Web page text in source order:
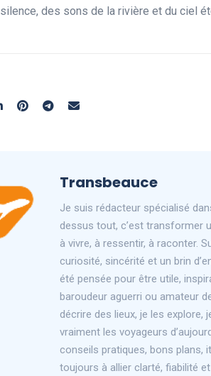
des sons de la rivière et du ciel
Transbeauce
Je suis rédacteur spécialisé
dessus tout, c’est transformer
à vivre, à ressentir, à raconter.
curiosité, sincérité et un brin
été pensée pour être utile,
baroudeur aguerri ou amateur
décrire des lieux, je les explore,
vraiment les voyageurs
conseils pratiques, bons plans,
toujours à allier clarté, fiabilité